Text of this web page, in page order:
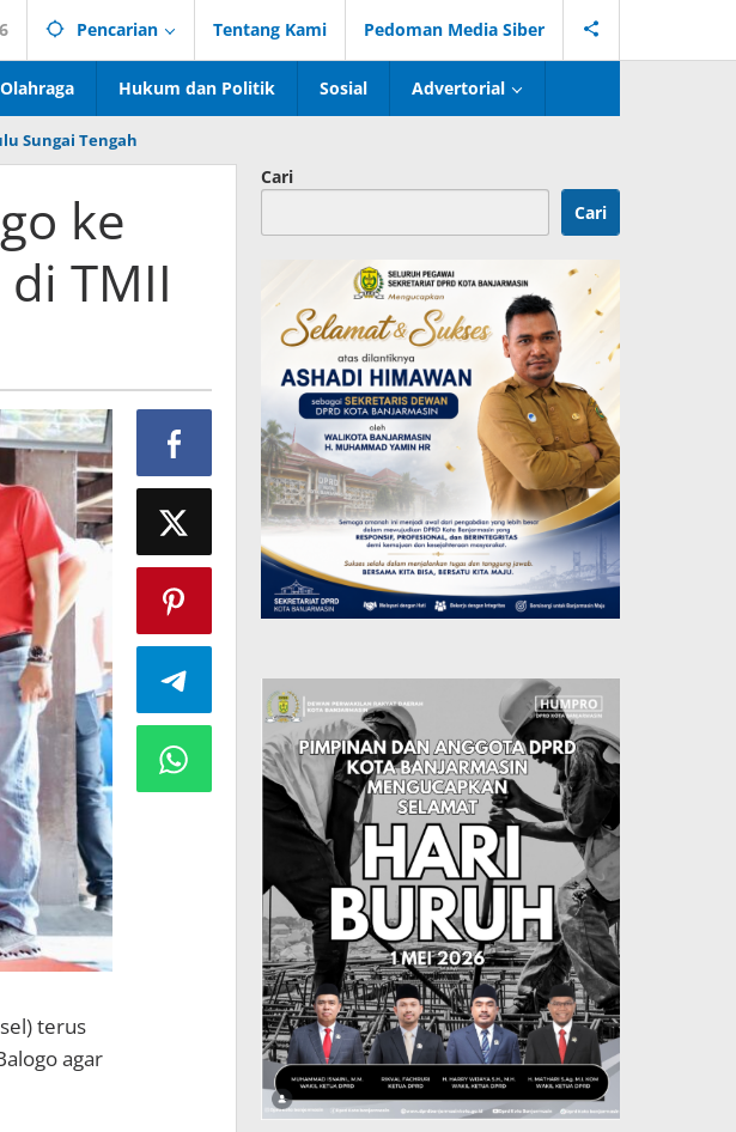
Pencarian Tentang Kami Pedoman Media Siber
Olahraga Hukum dan Politik Sosial Advertorial
Sungai Tengah
ke
TMII
terus
agar
Cari
Cari